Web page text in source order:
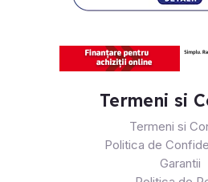
Termeni si
Termeni si
Politica de
Garantii